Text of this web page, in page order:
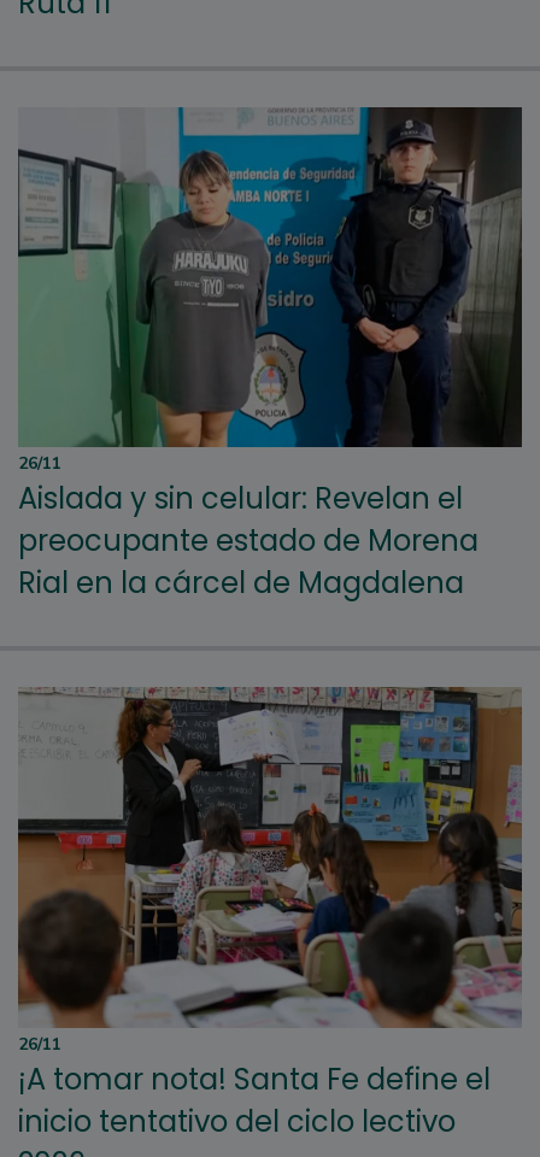
26/11
Aislada y sin celular: Revelan el
preocupante estado de Morena
Rial en la cárcel de Magdalena
26/11
¡A tomar nota! Santa Fe define el
inicio tentativo del ciclo lectivo